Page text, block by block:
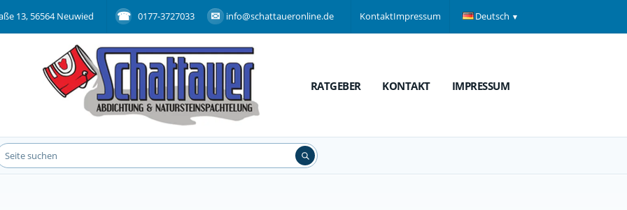
13, 56564 Neuwied 0177-3727033 info@schattaueronline.de KontaktImpressum Deutsch
RATGEBER KONTAKT IMPRESSUM